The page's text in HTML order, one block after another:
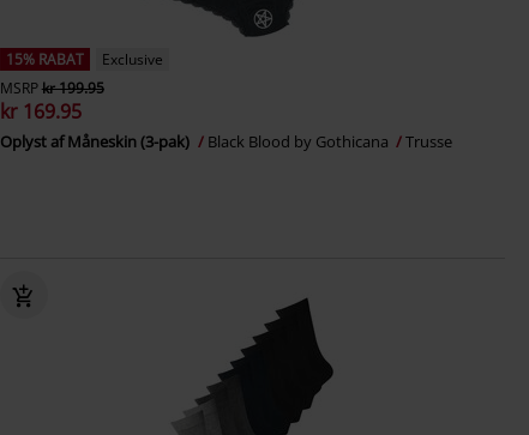
15% RABAT
Exclusive
MSRPkr 199.95
kr 169.95
Oplyst af Måneskin (3-pak) Black Blood by Gothicana Trusse